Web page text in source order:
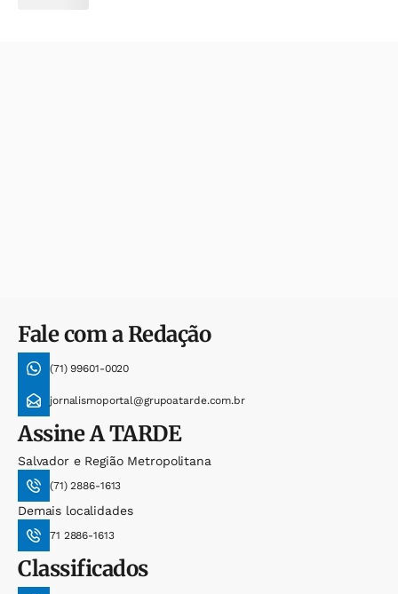
Fale com a Redação
(71) 99601-0020
jornalismoportal@grupoatarde.com.br
AssineA TARDE
Salvador e Região Metropolitana
(71) 2886-1613
Demais localidades
71 2886-1613
Classificados